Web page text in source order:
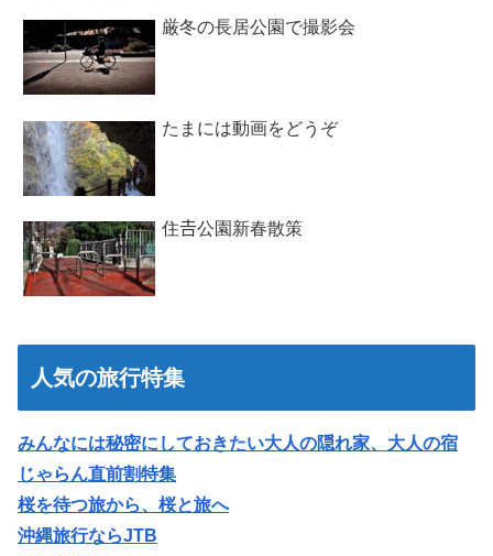
厳冬の長居公園で撮影会
たまには動画をどうぞ
住𠮷公園新春散策
人気の旅行特集
みんなには秘密にしておきたい大人の隠れ家、大人の宿
じゃらん直前割特集
桜を待つ旅から、桜と旅へ
沖縄旅行ならJTB